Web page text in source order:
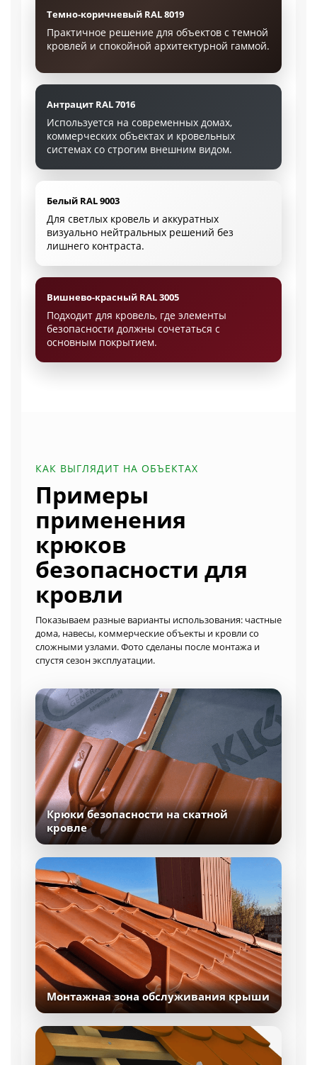
Темно-коричневый RAL 8019
Практичное решение для объектов с темной
кровлей и спокойной архитектурной гаммой.
Антрацит RAL 7016
Используется на современных домах,
коммерческих объектах и кровельных
системах со строгим внешним видом.
Белый RAL 9003
Для светлых кровель и аккуратных
визуально нейтральных решений без
лишнего контраста.
Вишнево-красный RAL 3005
Подходит для кровель, где элементы
безопасности должны сочетаться с
основным покрытием.
КАК ВЫГЛЯДИТ НА ОБЪЕКТАХ
Примеры
применения
крюков
безопасности для
кровли
Показываем разные варианты использования: частные
дома, навесы, коммерческие объекты и кровли со
сложными узлами. Фото сделаны после монтажа и
спустя сезон эксплуатации.
Крюки безопасности на скатной
кровле
Монтажная зона обслуживания крыши